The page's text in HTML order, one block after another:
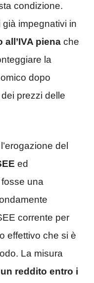
condizione.
impegnativi in
all’IVA piena che
la
dopo
dei prezzi delle
del
ed
una
corrente per
effettivo che si è
La misura
un reddito entro i